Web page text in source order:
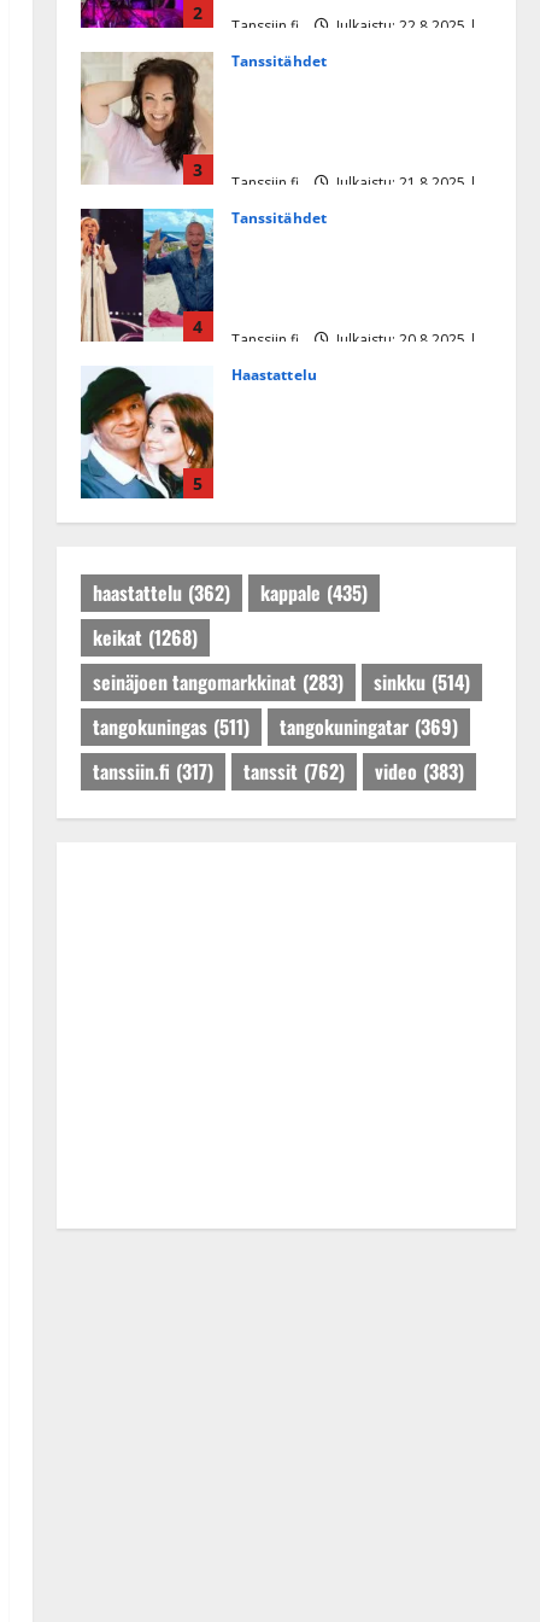
2
Tanssiin.fi
Julkaistu: 22.8.2025 |
3
Tanssitähdet
Tanssiin.fi
Julkaistu: 21.8.2025 |
4
Tanssitähdet
Tanssiin.fi
Julkaistu: 20.8.2025 |
5
Haastattelu
Tanssiin.fi
Julkaistu: 27.4.2025 |
haastattelu (362) kappale (435)
keikat (1268)
seinäjoen tangomarkkinat (283) sinkku (514)
tangokuningas (511) tangokuningatar (369)
tanssiin.fi (317) tanssit (762) video (383)